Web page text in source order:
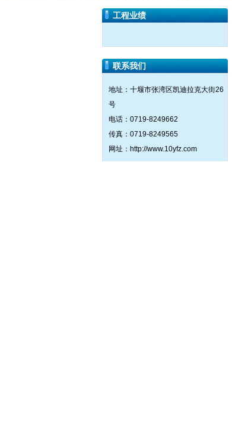
工程业绩
联系我们
地址：十堰市张湾区凯迪拉克大街26
号
电话：0719-8249662
传真：0719-8249565
网址：http://www.10yfz.com